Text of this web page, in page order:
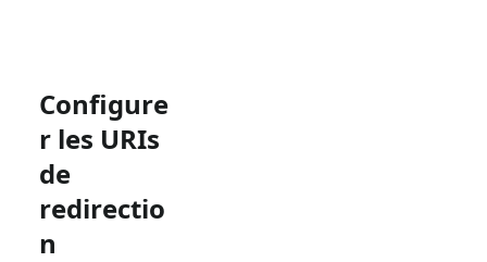
Configure
r les URIs
de
redirectio
n